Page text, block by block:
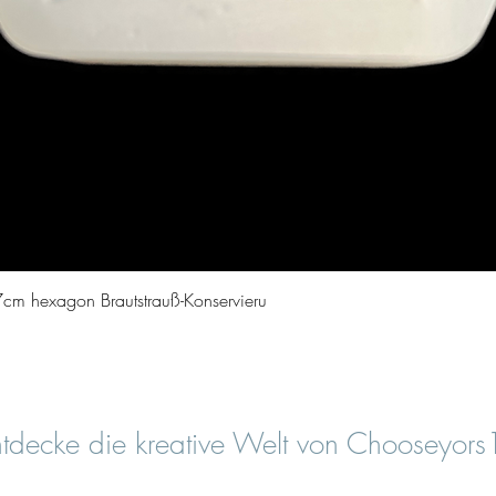
Vista rapida
hexagon Brautstrauß-Konservieru
die kreative Welt von